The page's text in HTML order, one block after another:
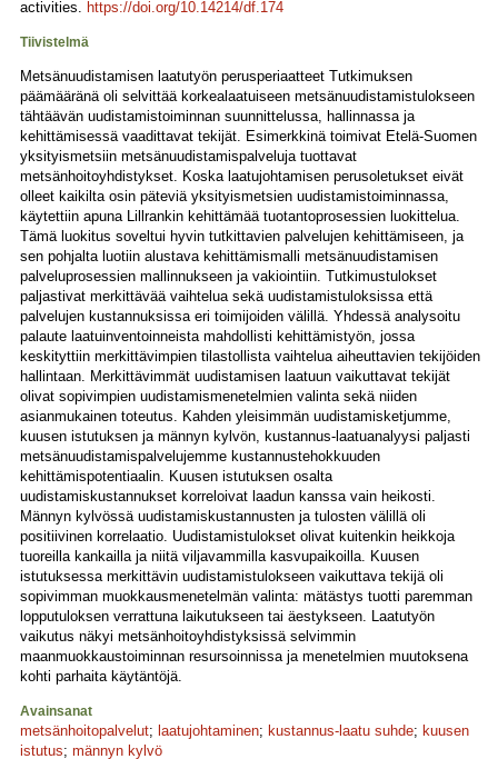
activities. https://doi.org/10.14214/df.174
Tiivistelmä
Metsänuudistamisen laatutyön perusperiaatteet Tutkimuksen
päämääränä oli selvittää korkealaatuiseen metsänuudistamistulokseen
tähtäävän uudistamistoiminnan suunnittelussa, hallinnassa ja
kehittämisessä vaadittavat tekijät. Esimerkkinä toimivat Etelä-Suomen
yksityismetsiin metsänuudistamispalveluja tuottavat
metsänhoitoyhdistykset. Koska laatujohtamisen perusoletukset eivät
olleet kaikilta osin päteviä yksityismetsien uudistamistoiminnassa,
käytettiin apuna Lillrankin kehittämää tuotantoprosessien luokittelua.
Tämä luokitus soveltui hyvin tutkittavien palvelujen kehittämiseen, ja
sen pohjalta luotiin alustava kehittämismalli metsänuudistamisen
palveluprosessien mallinnukseen ja vakiointiin. Tutkimustulokset
paljastivat merkittävää vaihtelua sekä uudistamistuloksissa että
palvelujen kustannuksissa eri toimijoiden välillä. Yhdessä analysoitu
palaute laatuinventoinneista mahdollisti kehittämistyön, jossa
keskityttiin merkittävimpien tilastollista vaihtelua aiheuttavien tekijöiden
hallintaan. Merkittävimmät uudistamisen laatuun vaikuttavat tekijät
olivat sopivimpien uudistamismenetelmien valinta sekä niiden
asianmukainen toteutus. Kahden yleisimmän uudistamisketjumme,
kuusen istutuksen ja männyn kylvön, kustannus-laatuanalyysi paljasti
metsänuudistamispalvelujemme kustannustehokkuuden
kehittämispotentiaalin. Kuusen istutuksen osalta
uudistamiskustannukset korreloivat laadun kanssa vain heikosti.
Männyn kylvössä uudistamiskustannusten ja tulosten välillä oli
positiivinen korrelaatio. Uudistamistulokset olivat kuitenkin heikkoja
tuoreilla kankailla ja niitä viljavammilla kasvupaikoilla. Kuusen
istutuksessa merkittävin uudistamistulokseen vaikuttava tekijä oli
sopivimman muokkausmenetelmän valinta: mätästys tuotti paremman
lopputuloksen verrattuna laikutukseen tai äestykseen. Laatutyön
vaikutus näkyi metsänhoitoyhdistyksissä selvimmin
maanmuokkaustoiminnan resursoinnissa ja menetelmien muutoksena
kohti parhaita käytäntöjä.
Avainsanat
metsänhoitopalvelut; laatujohtaminen; kustannus-laatu suhde; kuusen
istutus; männyn kylvö